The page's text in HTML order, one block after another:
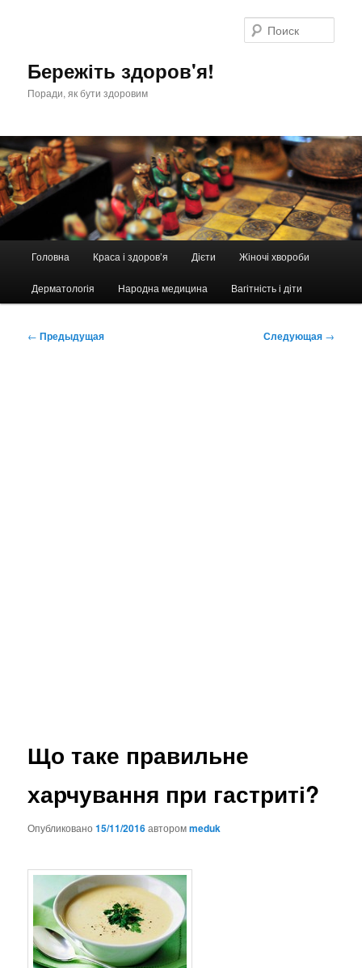
Бережіть здоров'я!
Поради, як бути здоровим
Головна Краса і здоров’я Дієти Жіночі хвороби
Дерматологія Народна медицина Вагітність і діти
Навигация
← Предыдущая Следующая →
Що таке правильне
харчування при гастриті?
Опубликовано15/11/2016авторомmeduk